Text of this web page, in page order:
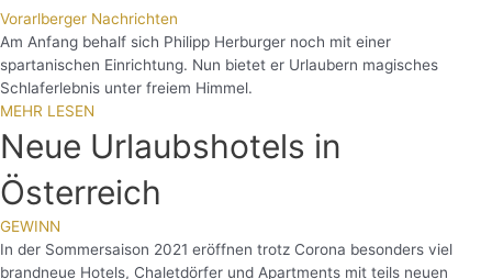
Vorarlberger Nachrichten
Am Anfang behalf sich Philipp Herburger noch mit einer
spartanischen Einrichtung. Nun bietet er Urlaubern magisches
Schlaferlebnis unter freiem Himmel.
MEHR LESEN
Neue Urlaubshotels in
Österreich
GEWINN
In der Sommersaison 2021 eröffnen trotz Corona besonders viel
brandneue Hotels, Chaletdörfer und Apartments mit teils neuen